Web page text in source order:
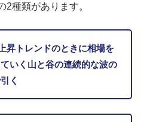
2種類があります。
昇トレンドのときに相場を
いく山と谷の連続的な波の
く